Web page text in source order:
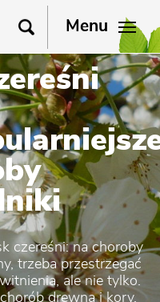
Menu
czereśni: na choroby
trzeba przestrzegać
ale nie tylko.
drewna i kory.